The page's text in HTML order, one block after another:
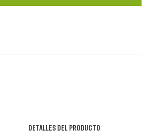
Detalles del producto